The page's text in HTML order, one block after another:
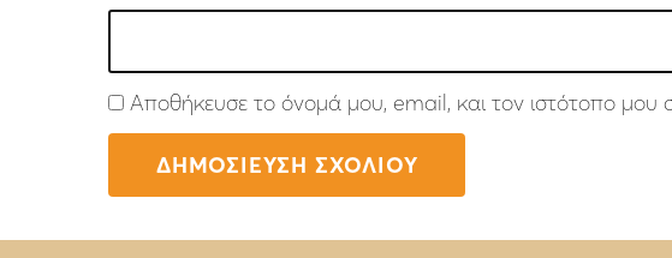
Αποθήκευσε το όνομά μου, email, και τον ιστότοπο